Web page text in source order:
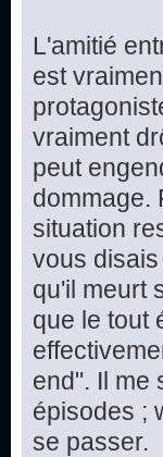
L'amitié
est
vraiment
peut
dommage.
situation
vous
qu'il meurt
que le tout
end". Il me
épisodes ;
se passer.